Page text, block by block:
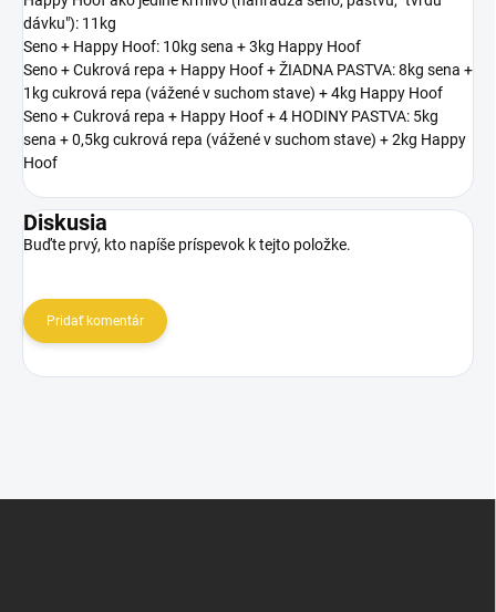
dávku"): 11kg
Seno + Happy Hoof: 10kg sena + 3kg Happy Hoof
Seno + Cukrová repa + Happy Hoof + ŽIADNA PASTVA: 8kg sena +
1kg cukrová repa (vážené v suchom stave) + 4kg Happy Hoof
Seno + Cukrová repa + Happy Hoof + 4 HODINY PASTVA: 5kg
sena + 0,5kg cukrová repa (vážené v suchom stave) + 2kg Happy
Hoof
Diskusia
Buďte prvý, kto napíše príspevok k tejto položke.
Pridať komentár